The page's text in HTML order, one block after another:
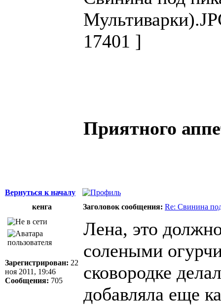
17401 ]
Приятного
Вернуться к началу
кенга
Заголовок сообщения: Re: Свинина
Зарегистрирован: 22
ноя 2011, 19:46
Сообщения: 705
Лена, это
солеными
сковородке
добавляла еще